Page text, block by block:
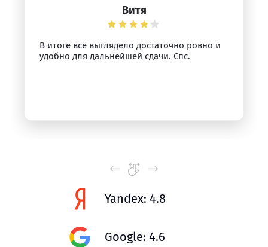
Витя
В итоге всё выглядело достаточно ровно и
удобно для дальнейшей сдачи. Спс.
Yandex: 4.8
Google: 4.6